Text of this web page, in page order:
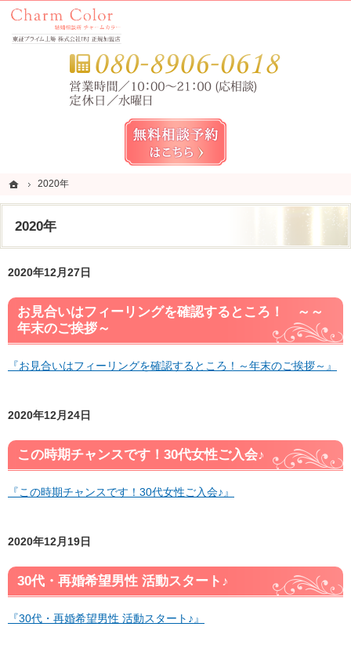
ホーム
2020年
2020年
錦糸町・亀戸・平井の結婚相談所なら当相談所へ。
錦糸町・亀戸・平井の結婚相談所なら短期成婚を目指すCharm Color (チャームカラー)
2020年12月27日
お見合いはフィーリングを確認するところ！ ～～
年末のご挨拶～
『お見合いはフィーリングを確認するところ！～年末のご挨拶～』
2020年12月24日
この時期チャンスです！30代女性ご入会♪
『この時期チャンスです！30代女性ご入会♪』
2020年12月19日
30代・再婚希望男性 活動スタート♪
『30代・再婚希望男性 活動スタート♪』
ホーム
2020年